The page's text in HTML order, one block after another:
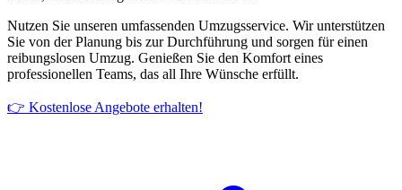
Nutzen Sie unseren umfassenden Umzugsservice. Wir unterstützen
Sie von der Planung bis zur Durchführung und sorgen für einen
reibungslosen Umzug. Genießen Sie den Komfort eines
professionellen Teams, das all Ihre Wünsche erfüllt.
👉 Kostenlose Angebote erhalten!